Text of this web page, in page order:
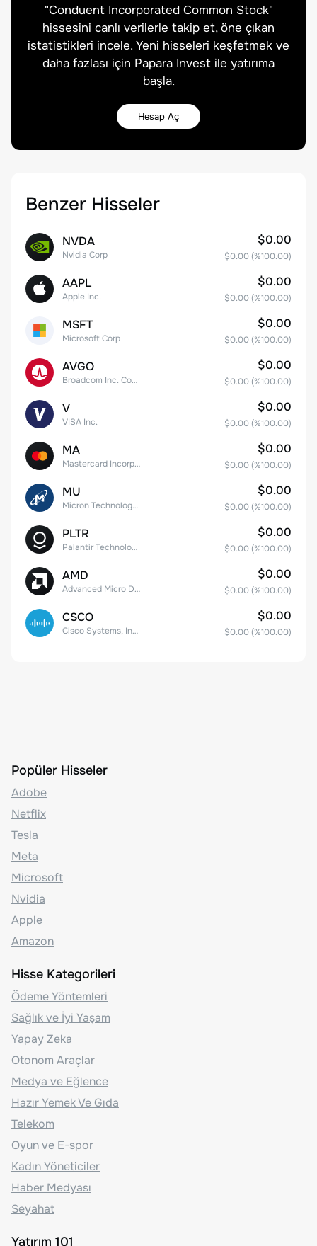
"Conduent Incorporated Common Stock"
hissesini canlı verilerle takip et, öne çıkan
istatistikleri incele. Yeni hisseleri keşfetmek ve
daha fazlası için Papara Invest ile yatırıma
başla.
Hesap Aç
Benzer Hisseler
NVDA
Nvidia Corp
$0.00
$0.00 (%100.00)
AAPL
Apple Inc.
$0.00
$0.00 (%100.00)
MSFT
Microsoft Corp
$0.00
$0.00 (%100.00)
AVGO
Broadcom Inc. Common Stock
$0.00
$0.00 (%100.00)
V
VISA Inc.
$0.00
$0.00 (%100.00)
MA
Mastercard Incorporated
$0.00
$0.00 (%100.00)
MU
Micron Technology, Inc.
$0.00
$0.00 (%100.00)
PLTR
Palantir Technologies Inc. Class A Common Stock
$0.00
$0.00 (%100.00)
AMD
Advanced Micro Devices
$0.00
$0.00 (%100.00)
CSCO
Cisco Systems, Inc. Common Stock (DE)
$0.00
$0.00 (%100.00)
Popüler Hisseler
Adobe
Netflix
Tesla
Meta
Microsoft
Nvidia
Apple
Amazon
Hisse Kategorileri
Ödeme Yöntemleri
Sağlık ve İyi Yaşam
Yapay Zeka
Otonom Araçlar
Medya ve Eğlence
Hazır Yemek Ve Gıda
Telekom
Oyun ve E-spor
Kadın Yöneticiler
Haber Medyası
Seyahat
Yatırım 101